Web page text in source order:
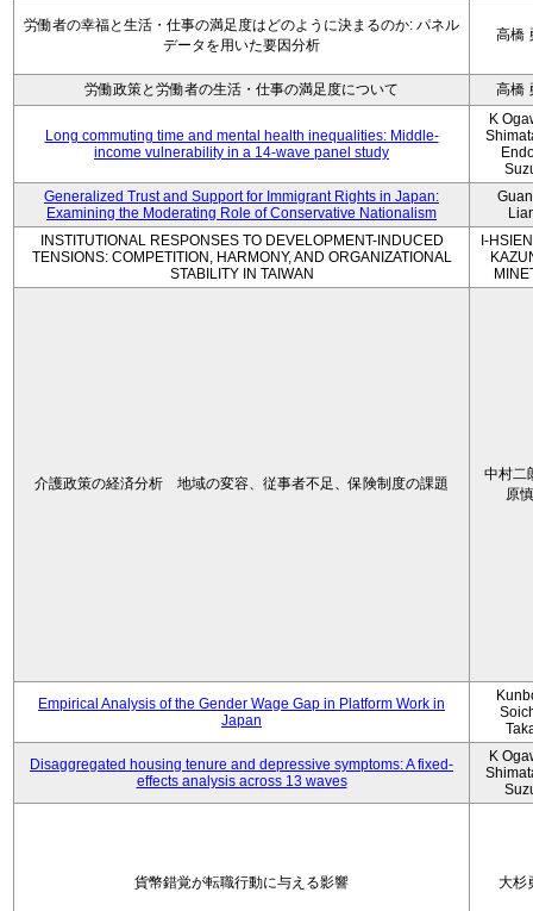
労働者の幸福と生活・仕事の満足度はどのように決まるのか: パネル
データを用いた要因分析
高橋
労働政策と労働者の生活・仕事の満足度について 高橋
Long commuting time and mental health inequalities: Middle-
income vulnerability in a 14-wave panel study
K
Generalized Trust and Support for Immigrant Rights in Japan:
Examining the Moderating Role of Conservative Nationalism
INSTITUTIONAL RESPONSES TO DEVELOPMENT-INDUCED
TENSIONS: COMPETITION, HARMONY, AND ORGANIZATIONAL
STABILITY IN TAIWAN
I-
介護政策の経済分析 地域の変容、従事者不足、保険制度の課題
中村二
原
Empirical Analysis of the Gender Wage Gap in Platform Work in
Japan
Disaggregated housing tenure and depressive symptoms: A fixed-
effects analysis across 13 waves
K
貨幣錯覚が転職行動に与える影響 大杉